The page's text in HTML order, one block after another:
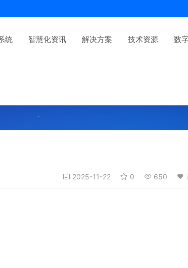
统 智慧化资讯 解决方案 技术资源 数
2025-11-22 0 650